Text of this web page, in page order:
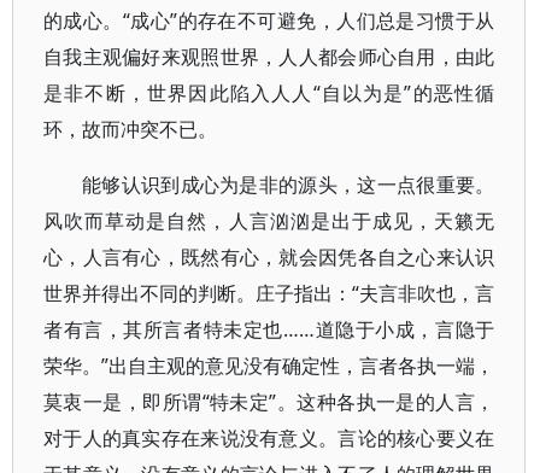
的成心。“成心”的存在不可避免，人们总是习惯于从
自我主观偏好来观照世界，人人都会师心自用，由此
是非不断，世界因此陷入人人“自以为是”的恶性循
环，故而冲突不已。
能够认识到成心为是非的源头，这一点很重要。
风吹而草动是自然，人言汹汹是出于成见，天籁无
心，人言有心，既然有心，就会因凭各自之心来认识
世界并得出不同的判断。庄子指出：“夫言非吹也，言
者有言，其所言者特未定也……道隐于小成，言隐于
荣华。”出自主观的意见没有确定性，言者各执一端，
莫衷一是，即所谓“特未定”。这种各执一是的人言，
对于人的真实存在来说没有意义。言论的核心要义在